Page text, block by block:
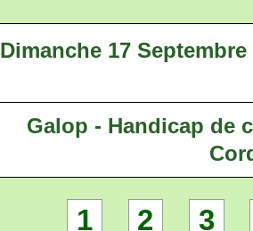
Dimanche 17 Septembre
Galop - Handicap de
1 2 3